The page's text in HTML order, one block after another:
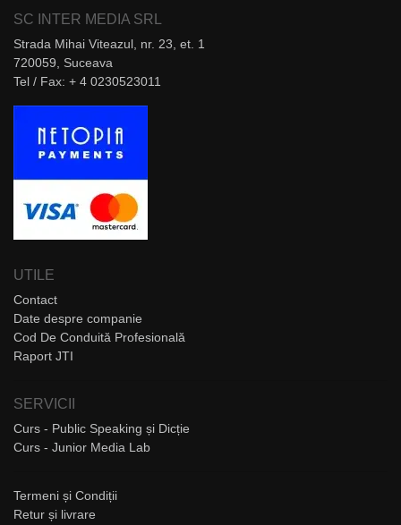
SC INTER MEDIA SRL
Strada Mihai Viteazul, nr. 23, et. 1
720059, Suceava
Tel / Fax: + 4 0230523011
UTILE
Contact
Date despre companie
Cod De Conduită Profesională
Raport JTI
SERVICII
Curs - Public Speaking și Dicție
Curs - Junior Media Lab
Termeni și Condiții
Retur și livrare